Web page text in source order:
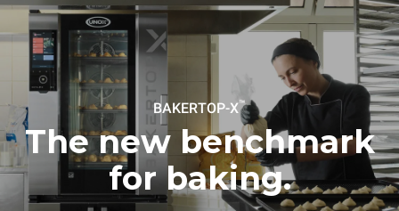
트레이 사양
트레이 개수
5
팬사이즈
600x400
팬간격
86 mm
전력
BAKERTOP-X™
The new benchmark
for baking.